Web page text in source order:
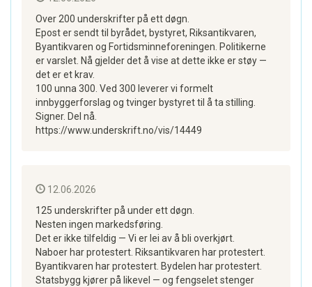
Over 200 underskrifter på ett døgn.
Epost er sendt til byrådet, bystyret, Riksantikvaren,
Byantikvaren og Fortidsminneforeningen. Politikerne
er varslet. Nå gjelder det å vise at dette ikke er støy —
det er et krav.
100 unna 300. Ved 300 leverer vi formelt
innbyggerforslag og tvinger bystyret til å ta stilling.
Signer. Del nå.
https://www.underskrift.no/vis/14449
12.06.2026
125 underskrifter på under ett døgn.
Nesten ingen markedsføring.
Det er ikke tilfeldig — Vi er lei av å bli overkjørt.
Naboer har protestert. Riksantikvaren har protestert.
Byantikvaren har protestert. Bydelen har protestert.
Statsbygg kjører på likevel — og fengselet stenger